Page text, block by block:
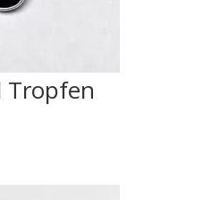
Tropfen